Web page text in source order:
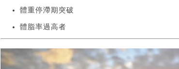
體重停滯期突破
體脂率過高者